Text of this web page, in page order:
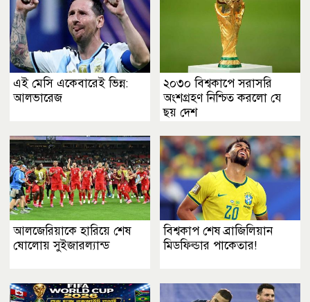
এই মেসি একেবারেই ভিন্ন:
আলভারেজ
২০৩০ বিশ্বকাপে সরাসরি
অংশগ্রহণ নিশ্চিত করলো যে
ছয় দেশ
আলজেরিয়াকে হারিয়ে শেষ
ষোলোয় সুইজারল্যান্ড
বিশ্বকাপ শেষ ব্রাজিলিয়ান
মিডফিল্ডার পাকেতার!